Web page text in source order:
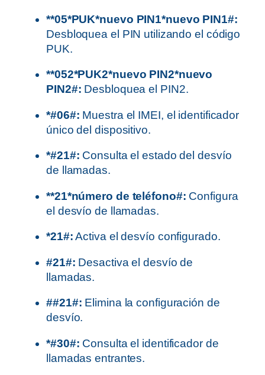
**05*PUK*nuevo PIN1*nuevo PIN1#:
Desbloquea el PIN utilizando el código
PUK.
**052*PUK2*nuevo PIN2*nuevo
PIN2#: Desbloquea el PIN2.
*#06#: Muestra el IMEI, el identificador
único del dispositivo.
*#21#: Consulta el estado del desvío
de llamadas.
**21*número de teléfono#: Configura
el desvío de llamadas.
*21#:Activa el desvío configurado.
#21#: Desactiva el desvío de
llamadas.
##21#: Elimina la configuración de
desvío.
*#30#: Consulta el identificador de
llamadas entrantes.